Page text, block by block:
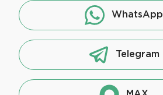
WhatsApp
Telegram